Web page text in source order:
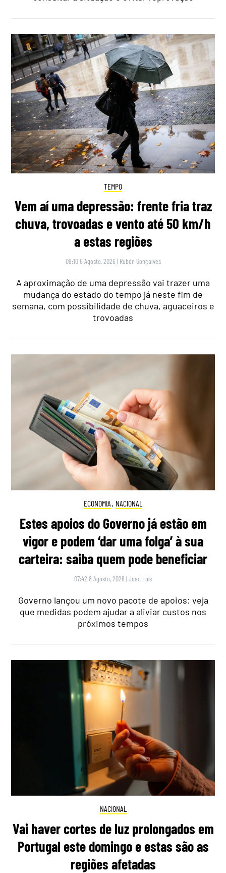
TEMPO
Vem aí uma depressão: frente fria traz
chuva, trovoadas e vento até 50 km/h
a estas regiões
09:10 8 Agosto, 2026 | Rubén Gonçalves
A aproximação de uma depressão vai trazer uma
mudança do estado do tempo já neste fim de
semana, com possibilidade de chuva, aguaceiros e
trovoadas
ECONOMIA , NACIONAL
Estes apoios do Governo já estão em
vigor e podem ‘dar uma folga’ à sua
carteira: saiba quem pode beneficiar
07:42 8 Agosto, 2026 |João Luís
Governo lançou um novo pacote de apoios: veja
que medidas podem ajudar a aliviar custos nos
próximos tempos
NACIONAL
Vai haver cortes de luz prolongados em
Portugal este domingo e estas são as
regiões afetadas